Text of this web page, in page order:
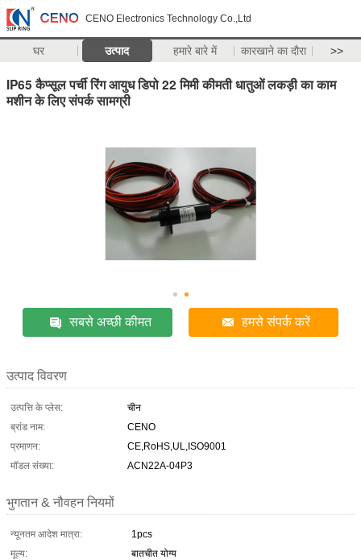
CENO Electronics Technology Co.,Ltd
घर उत्पाद हमारे बारे में कारखाने का दौरा >>
IP65 कैप्सूल पर्ची रिंग आयुध डिपो 22 मिमी कीमती धातुओं लकड़ी का काम
मशीन के लिए संपर्क सामग्री
सबसे अच्छी कीमत हमसे संपर्क करें
उत्पाद विवरण
उत्पत्ति के प्लेस:
चीन
ब्रांड नाम:
CENO
प्रमाणन:
CE,RoHS,UL,ISO9001
मॉडल संख्या:
ACN22A-04P3
भुगतान & नौवहन नियमों
न्यूनतम आदेश मात्रा:
1pcs
मूल्य:
बातचीत योग्य